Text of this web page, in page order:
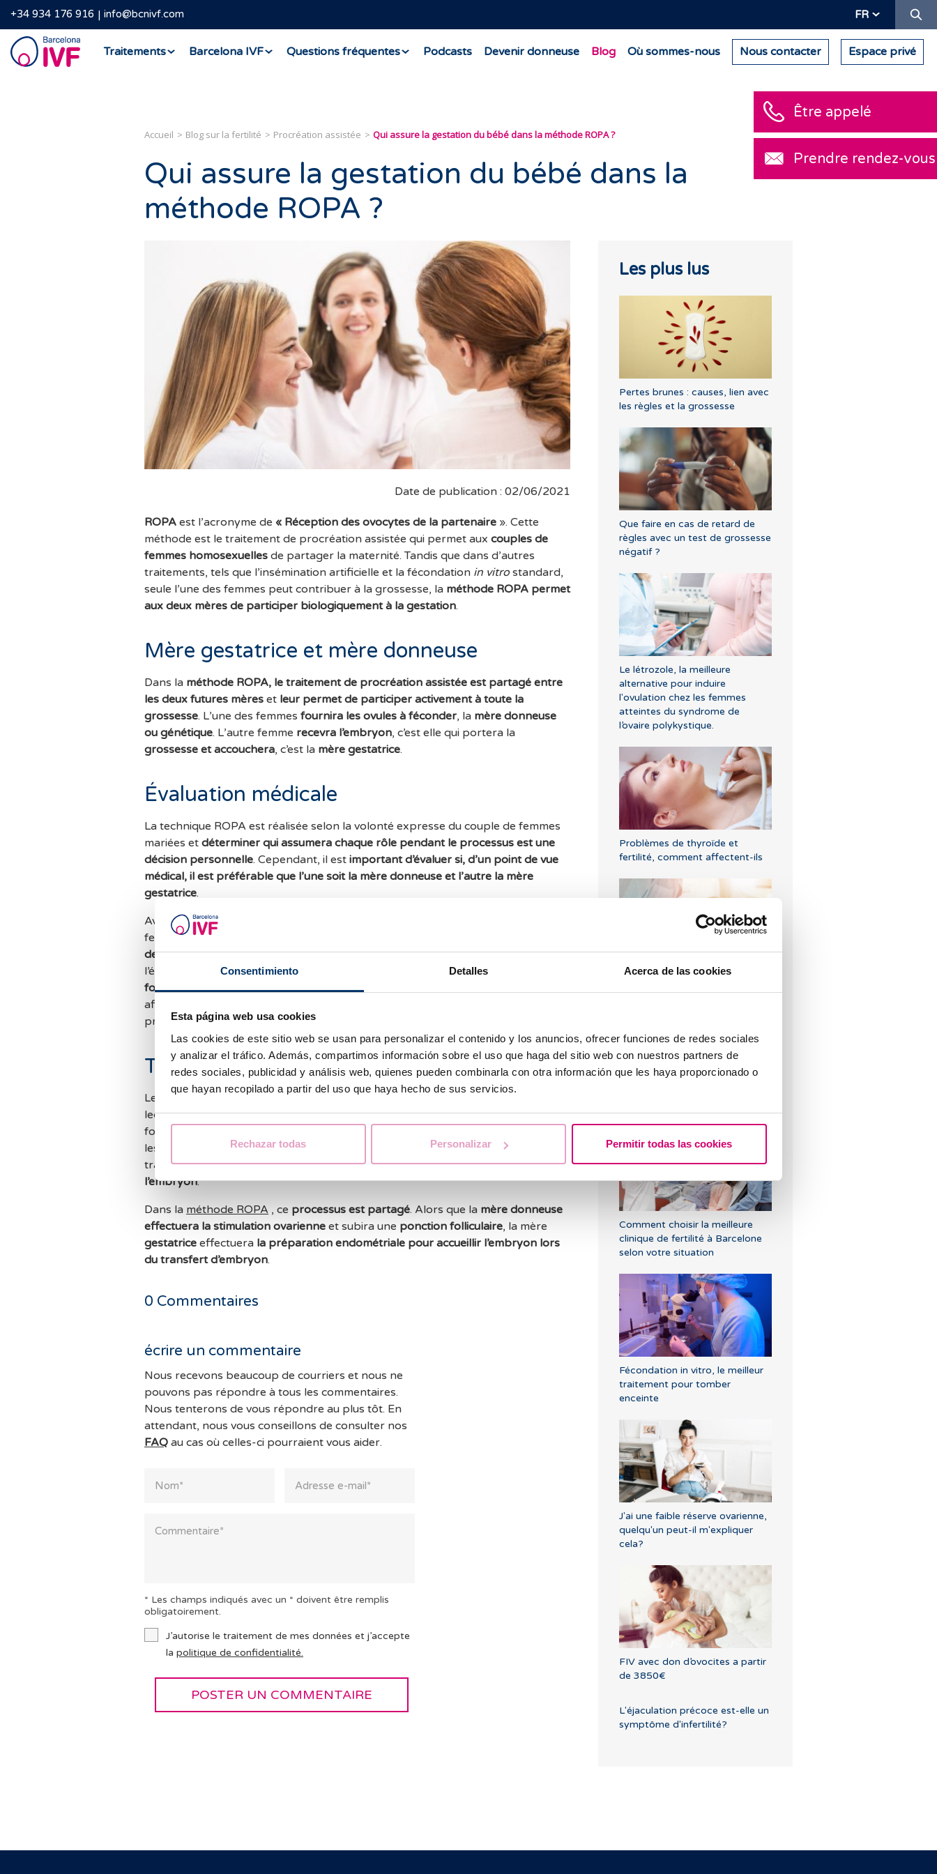
Consentimiento Detalles Acerca de las cookies
Esta página web usa cookies
Las cookies de este sitio web se usan para personalizar el contenido y los anuncios, ofrecer funciones de redes sociales
y analizar el tráfico. Además, compartimos información sobre el uso que haga del sitio web con nuestros partners de
redes sociales, publicidad y análisis web, quienes pueden combinarla con otra información que les haya proporcionado o
que hayan recopilado a partir del uso que haya hecho de sus servicios.
Rechazar todas Personalizar Permitir todas las cookies
+34 934 176 916 info@bcnivf.com FR
Barcelona
IVF
Traitements Barcelona IVF Questions fréquentes Podcasts Devenir donneuse Blog Où sommes-nous Nous contacter Espace privé
Accueil Blog sur la fertilité Procréation assistée Qui assure la gestation du bébé dans la méthode ROPA ?
Qui assure la gestation du bébé dans la
méthode ROPA ?
Date de publication : 02/06/2021
ROPA est l’acronyme de « Réception des ovocytes de la partenaire ». Cette
méthode est le traitement de procréation assistée qui permet aux couples de
femmes homosexuelles de partager la maternité. Tandis que dans d’autres
traitements, tels que l’insémination artificielle et la fécondation in vitro standard,
seule l’une des femmes peut contribuer à la grossesse, la méthode ROPA permet
aux deux mères de participer biologiquement à la gestation.
Mère gestatrice et mère donneuse
Dans la méthode ROPA, le traitement de procréation assistée est partagé entre
les deux futures mères et leur permet de participer activement à toute la
grossesse. L’une des femmes fournira les ovules à féconder, la mère donneuse
ou génétique. L’autre femme recevra l’embryon, c’est elle qui portera la
grossesse et accouchera, c’est la mère gestatrice.
Évaluation médicale
La technique ROPA est réalisée selon la volonté expresse du couple de femmes
mariées et déterminer qui assumera chaque rôle pendant le processus est une
décision personnelle. Cependant, il est important d’évaluer si, d’un point de vue
médical, il est préférable que l’une soit la mère donneuse et l’autre la mère
gestatrice.
Avant de commencer le traitement, l’équipe médicale effectuera une étude de
fertilité sur les deux femmes. En cas d’
de possibilité de transmission de maladies génétiquesou deproblèmes utérins,
l’équipe
évaluera laquelle des deux femmes est la meilleure candidate pour
fournir les ovulesetlaquelle pourra porter la grossesse à terme
afin d’accroître les chances de réussite et de devenir mères. Dans tous les cas, les
préférences du couple seront toujours prises en compte.
Traitement
Le traitement est le même que celui de la fécondation
lequel, après une stimulation ovarienne, les ovocytes sont obtenus par ponction
folliculaire. Ceux-ci seront fécondés en laboratoire avec le sperme du donneur et
les embryons seront cultivés in vitro jusqu’au transfert embryonnaire. Avant le
transfert, unepréparation endométriale aura été réalisée afin d’accueillir
l’embryon.
Dans la méthode ROPA , ce processus est partagé. Alors que la mère donneuse
effectuera la stimulation ovarienne et subira une ponction folliculaire, la mère
gestatrice effectuera la préparation endométriale pour accueillir l’embryon lors
du transfert d’embryon.
0 Commentaires
écrire un commentaire
Nous recevons beaucoup de courriers et nous ne
pouvons pas répondre à tous les commentaires.
Nous tenterons de vous répondre au plus tôt. En
attendant, nous vous conseillons de consulter nos
FAQ au cas où celles-ci pourraient vous aider.
* Les champs indiqués avec un * doivent être remplis
obligatoirement.
J’autorise le traitement de mes données et j’accepte
la politique de confidentialité.
Les plus lus
Pertes brunes : causes, lien avec
les règles et la grossesse
Que faire en cas de retard de
règles avec un test de grossesse
négatif ?
Le létrozole, la meilleure
alternative pour induire
l'ovulation chez les femmes
atteintes du syndrome de
l’ovaire polykystique.
Problèmes de thyroïde et
fertilité, comment affectent-ils
Trompes bouchées: solution?
Comment choisir la meilleure
clinique de fertilité à Barcelone
selon votre situation
Fécondation in vitro, le meilleur
traitement pour tomber
enceinte
J'ai une faible réserve ovarienne,
quelqu'un peut-il m'expliquer
cela?
FIV avec don d’ovocites a partir
de 3850€
L'éjaculation précoce est-elle un
symptôme d'infertilité?
Être appelé
Prendre rendez-vous